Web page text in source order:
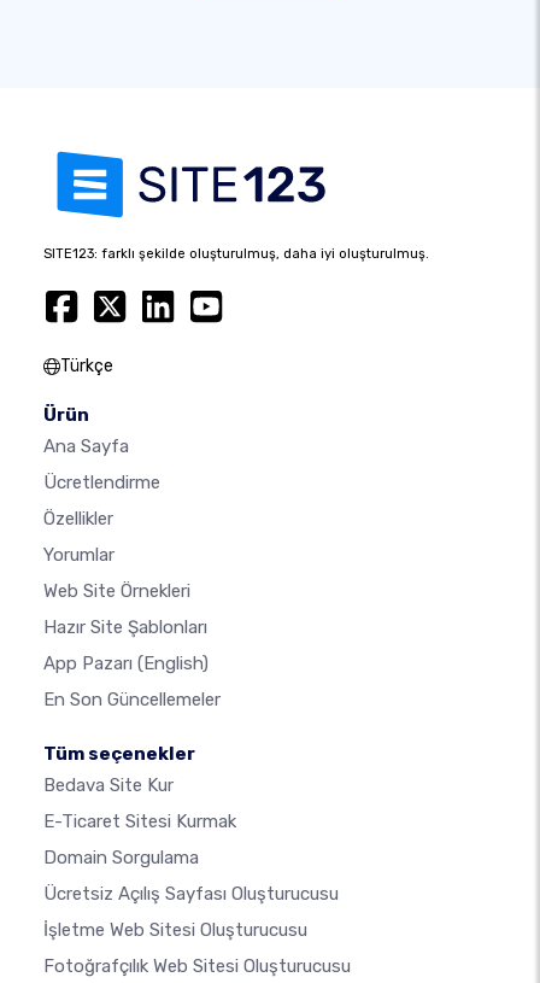
SITE123: farklı şekilde oluşturulmuş, daha iyi oluşturulmuş.
Türkçe
Ürün
Ana Sayfa
Ücretlendirme
Özellikler
Yorumlar
Web Site Örnekleri
Hazır Site Şablonları
App Pazarı (English)
En Son Güncellemeler
Tüm seçenekler
Bedava Site Kur
E-Ticaret Sitesi Kurmak
Domain Sorgulama
Ücretsiz Açılış Sayfası Oluşturucusu
İşletme Web Sitesi Oluşturucusu
Fotoğrafçılık Web Sitesi Oluşturucusu